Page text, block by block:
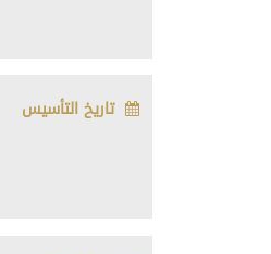
تاريخ التأسيس